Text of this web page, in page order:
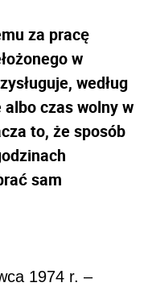
za pracę
w
według
czas wolny w
to, że sposób
sam
1974 r. –